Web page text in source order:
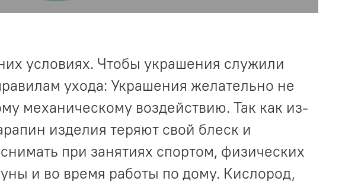
условиях. Чтобы украшения служили
ухода: Украшения желательно не
механическому воздействию. Так как из-
изделия теряют свой блеск и
при занятиях спортом, физических
и во время работы по дому. Кислород,